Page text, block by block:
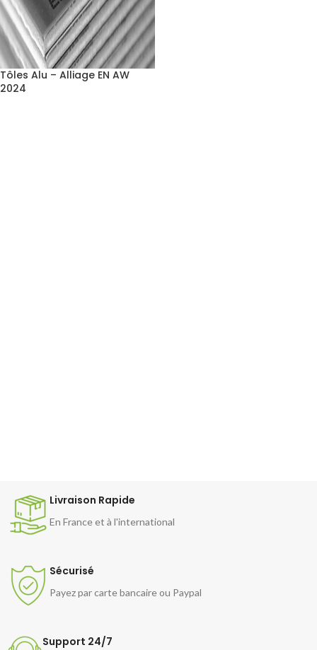
Tôles Alu – Alliage EN AW
2024
Livraison Rapide
En France et à l'international
Sécurisé
Payez par carte bancaire ou Paypal
Support 24/7